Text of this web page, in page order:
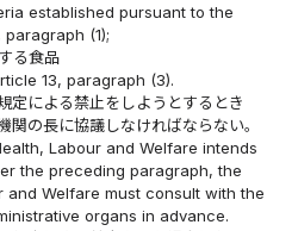
established pursuant to the
(1);
る食品
13, paragraph (3).
定による禁止をしようとするとき
関の長に協議しなければならない。
Labour and Welfare intends
the preceding paragraph, the
and Welfare must consult with the
organs in advance.